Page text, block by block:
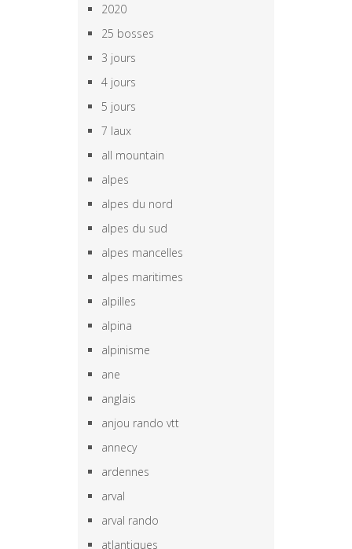
2020
25 bosses
3 jours
4 jours
5 jours
7 laux
all mountain
alpes
alpes du nord
alpes du sud
alpes mancelles
alpes maritimes
alpilles
alpina
alpinisme
ane
anglais
anjou rando vtt
annecy
ardennes
arval
arval rando
atlantiques